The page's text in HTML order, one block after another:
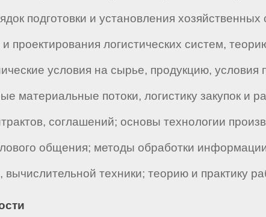
подготовки и установления хозяйственных
проектирования логистических систем,
условия на сырье, продукцию, условия
материальные потоки, логистику закупок и
соглашений; основы технологии
общения; методы обработки
техники; теорию и практику